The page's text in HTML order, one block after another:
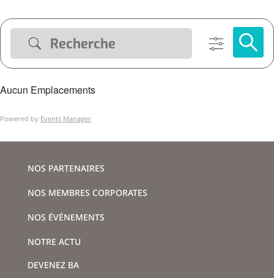
Aucun Emplacements
Powered by Events Manager
NOS PARTENAIRES
NOS MEMBRES CORPORATES
NOS ÉVÉNEMENTS
NOTRE ACTU
DEVENEZ BA